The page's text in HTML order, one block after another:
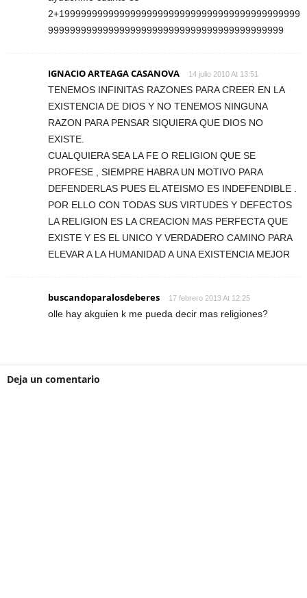
2+19999999999999999999999999999999999999999999
9999999999999999999999999999999999999999999
IGNACIO ARTEAGA CASANOVA 14 julio 2010 At 13:51
TENEMOS INFINITAS RAZONES PARA CREER EN LA
EXISTENCIA DE DIOS Y NO TENEMOS NINGUNA
RAZON PARA PENSAR SIQUIERA QUE DIOS NO
EXISTE.
CUALQUIERA SEA LA FE O RELIGION QUE SE
PROFESE , SIEMPRE HABRA UN MOTIVO PARA
DEFENDERLAS PUES EL ATEISMO ES INDEFENDIBLE .
POR ELLO CON TODAS SUS VIRTUDES Y DEFECTOS
LA RELIGION ES LA CREACION MAS PERFECTA QUE
EXISTE Y ES EL UNICO Y VERDADERO CAMINO PARA
ELEVAR A LA HUMANIDAD A UNA EXISTENCIA MEJOR
buscandoparalosdeberes 17 febrero 2013 At 12:25
olle hay akguien k me pueda decir mas religiones?
Deja un comentario